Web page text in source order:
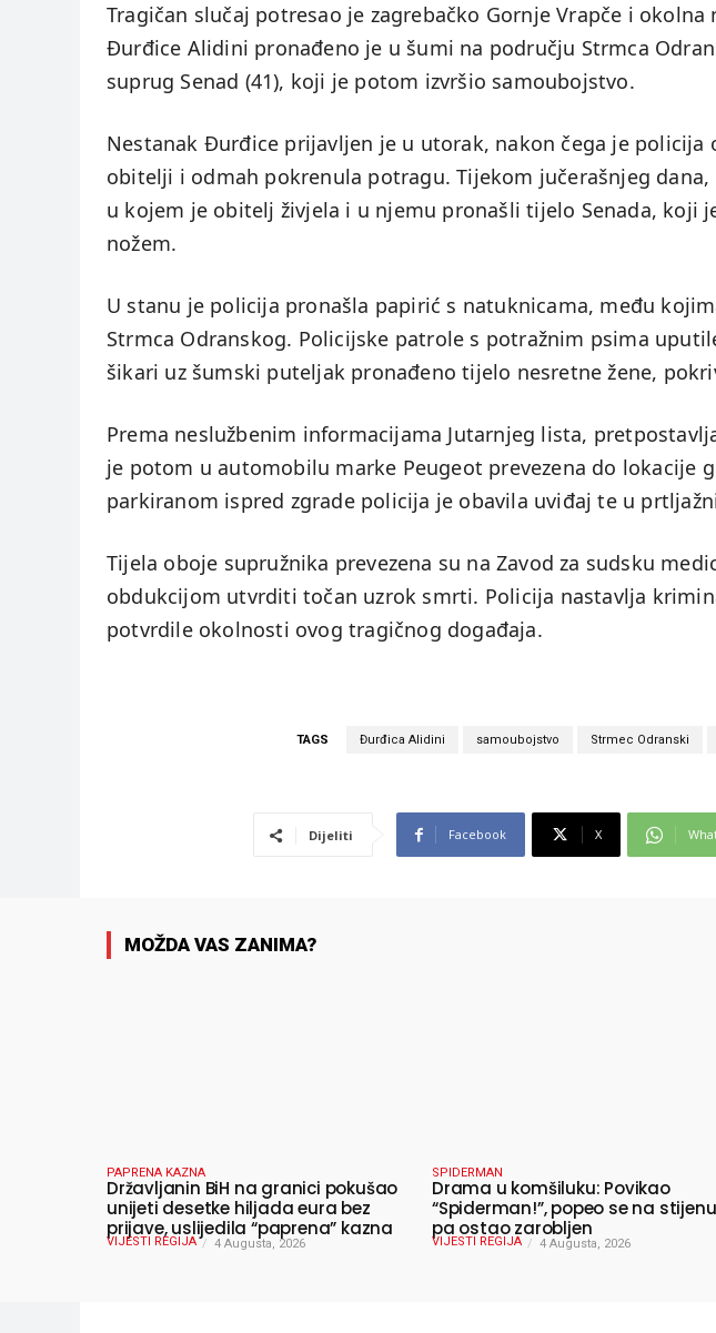
Tragičan slučaj potresao je zagrebačko Gornje Vrapče i
Đurđice Alidini pronađeno je u šumi na području Strmca
suprug Senad (41), koji je potom izvršio samoubojstvo.
Nestanak Đurđice prijavljen je u utorak, nakon čega je policija
obitelji i odmah pokrenula potragu. Tijekom jučerašnjeg
u kojem je obitelj živjela i u njemu pronašli tijelo Senada, koji
nožem.
U stanu je policija pronašla papirić s natuknicama, među
Strmca Odranskog. Policijske patrole s potražnim psima
šikari uz šumski puteljak pronađeno tijelo nesretne žene,
Prema neslužbenim informacijama Jutarnjeg lista,
je potom u automobilu marke Peugeot prevezena do lokacije
parkiranom ispred zgrade policija je obavila uviđaj te u
Tijela oboje supružnika prevezena su na Zavod za sudsku
obdukcijom utvrditi točan uzrok smrti. Policija nastavlja
potvrdile okolnosti ovog tragičnog događaja.
TAGS Đurđica Alidini samoubojstvo Strmec Odranski
Dijeliti Facebook X
MOŽDA VAS ZANIMA?
PAPRENA KAZNA
Državljanin BiH na granici pokušao
unijeti desetke hiljada eura bez
prijave, uslijedila “paprena” kazna
VIJESTI REGIJA 4 Augusta, 2026
SPIDERMAN
Drama u komšiluku: Povikao
“Spiderman!”, popeo se na stijenu
pa ostao zarobljen
VIJESTI REGIJA 4 Augusta, 2026